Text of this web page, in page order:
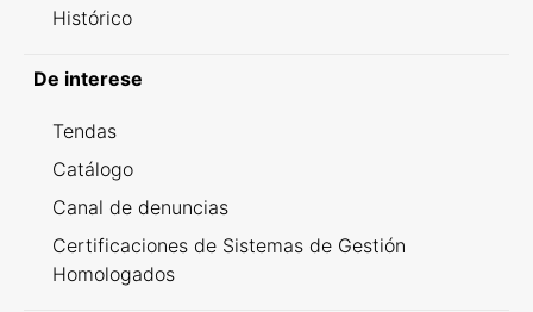
Histórico
De interese
Tendas
Catálogo
Canal de denuncias
Certificaciones de Sistemas de Gestión
Homologados